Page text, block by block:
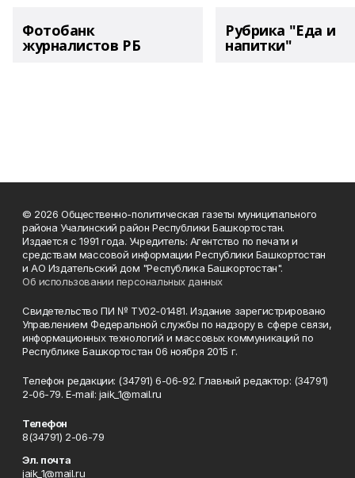
Фотобанк
журналистов РБ
Рубрика "Еда и
напитки"
© 2026 Общественно-политическая газеты муниципального
района Учалинский район Республики Башкортостан.
Издается с 1991 года. Учредитель: Агентство по печати и
средствам массовой информации Республики Башкортостан
и АО Издательский дом "Республика Башкортостан".
Об использовании персональных данных
Свидетельство ПИ № ТУ02-01481. Издание зарегистрировано
Управлением Федеральной службы по надзору в сфере связи,
информационных технологий и массовых коммуникаций по
Республике Башкортостан 06 ноября 2015 г.
Телефон редакции: (34791) 6-06-92. Главный редактор: (34791)
2-06-79. Е-mаil: jaik_1@mail.ru
Телефон
8(34791) 2-06-79
Эл. почта
jaik_1@mail.ru